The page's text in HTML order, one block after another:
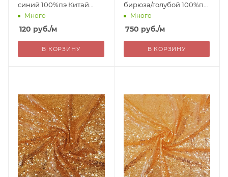
синий 100%пэ Китай
120= уценка
Много
120 руб./м
В КОРЗИНУ
бирюза/голубой 100%пэ
Китай 750= уценка
Много
750 руб./м
В КОРЗИНУ